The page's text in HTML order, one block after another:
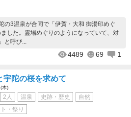
の3温泉が合同で「伊賀・大和 御湯印めぐ
した。霊場めぐりのようになっていて、対
と呼び...
4489 69 1
宇陀の桜を求めて
木)
2人 温泉 史跡・歴史
自然
・祭り